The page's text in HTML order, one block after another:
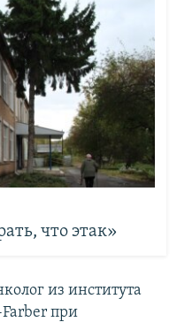
что этак»
из института
при